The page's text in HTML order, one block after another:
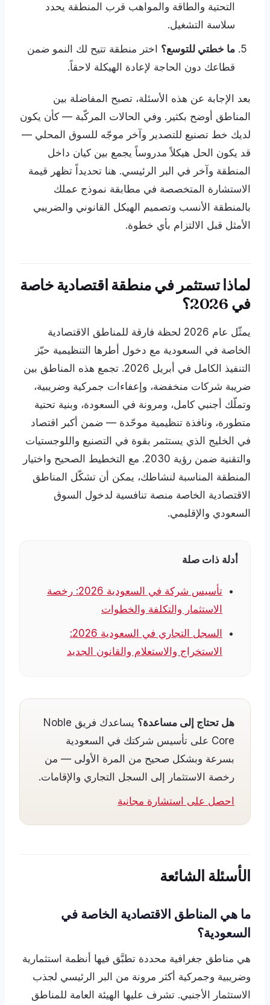
التحتية والطاقة والمواهب قرب المنطقة يحدد
سلاسة التشغيل.
ما خطتي للتوسع؟ اختر منطقة تتيح لك النمو ضمن
قطاعك دون الحاجة لإعادة الهيكلة لاحقاً.
بعد الإجابة عن هذه الأسئلة، تصبح المفاضلة بين
المناطق أوضح بكثير. وفي الحالات المركّبة — كأن يكون
لديك خط تصنيع للتصدير وآخر موجّه للسوق المحلي —
قد يكون الحل هيكلاً مدروساً يجمع بين كيان داخل
المنطقة وآخر في البر الرئيسي. هنا تحديداً تظهر قيمة
الاستشارة المتخصصة في مطابقة نموذج عملك
بالمنطقة الأنسب وتصميم الهيكل القانوني والضريبي
الأمثل قبل الالتزام بأي خطوة.
لماذا تستثمر في منطقة اقتصادية خاصة
في 2026؟
يمثّل عام 2026 لحظة فارقة للمناطق الاقتصادية
الخاصة في السعودية مع دخول أطرها التنظيمية حيّز
التنفيذ الكامل في أبريل 2026. تجمع هذه المناطق بين
ضريبة شركات منخفضة، وإعفاءات جمركية وضريبية،
وتملّك أجنبي كامل، ومرونة في السعودة، وبنية تحتية
متطورة، ونافذة تنظيمية موحّدة — ضمن أكبر اقتصاد
في الخليج الذي يستثمر بقوة في التصنيع واللوجستيات
والتقنية ضمن رؤية 2030. مع التخطيط الصحيح واختيار
المنطقة المناسبة لنشاطك، يمكن أن تشكّل المناطق
الاقتصادية الخاصة منصة تنافسية لدخول السوق
السعودي والإقليمي.
أدلة ذات صلة
تأسيس شركة في السعودية 2026: رخصة
الاستثمار والتكلفة والخطوات
السجل التجاري في السعودية 2026:
الاستخراج والاستعلام والقانون الجديد
هل تحتاج إلى مساعدة؟
يساعدك فريق Noble
Core على تأسيس شركتك في السعودية
بسرعة وبشكل صحيح من المرة الأولى — من
رخصة الاستثمار إلى السجل التجاري والإقامات.
احصل على استشارة مجانية
الأسئلة الشائعة
ما هي المناطق الاقتصادية الخاصة في
السعودية؟
هي مناطق جغرافية محددة تطبَّق فيها أنظمة استثمارية
وضريبية وجمركية أكثر مرونة من البر الرئيسي لجذب
الاستثمار الأجنبي. تشرف عليها الهيئة العامة للمناطق